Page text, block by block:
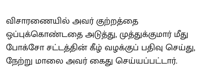
விசாரணையில் அவர் குற்றத்தை
ஒப்புக்கொண்டதை அடுத்து, முத்துக்குமார் மீது
போக்சோ சட்டத்தின் கீழ் வழக்குப் பதிவு செய்து,
நேற்று மாலை அவர் கைது செய்யப்பட்டார்.